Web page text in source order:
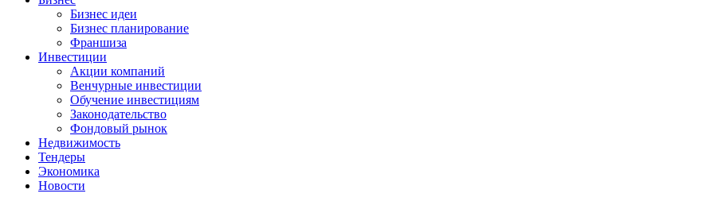
Бизнес идеи
Бизнес планирование
Франшиза
Инвестиции
Акции компаний
Венчурные инвестиции
Обучение инвестициям
Законодательство
Фондовый рынок
Недвижимость
Тендеры
Экономика
Новости